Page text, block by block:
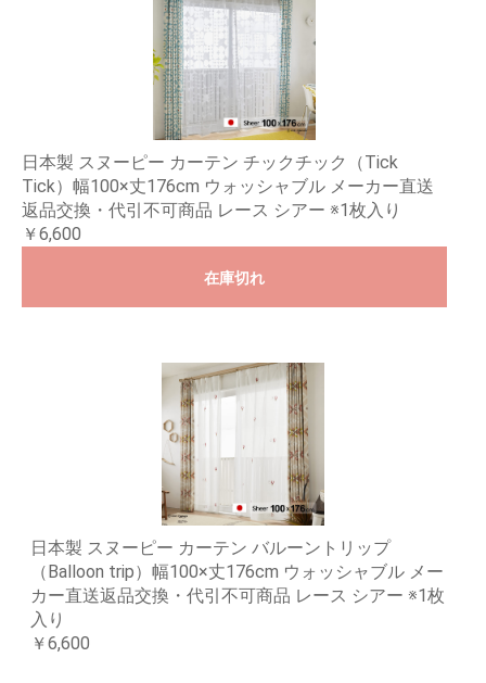
日本製 スヌーピー カーテン チックチック（Tick
Tick）幅100×丈176cm ウォッシャブル メーカー直送
返品交換・代引不可商品 レース シアー ※1枚入り
￥6,600
在庫切れ
日本製 スヌーピー カーテン バルーントリップ
（Balloon trip）幅100×丈176cm ウォッシャブル メー
カー直送返品交換・代引不可商品 レース シアー ※1枚
入り
￥6,600